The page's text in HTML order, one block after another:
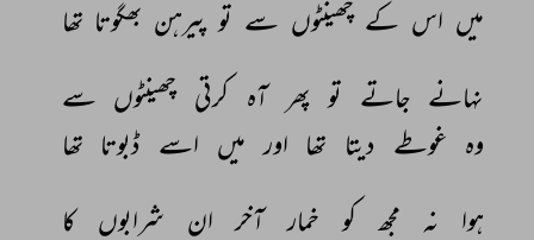
میں اس کے چھینٹوں سے تو پیرہن بھگوتا تھا
نہانے جاتے تو پھر آہ کرتی چھینٹوں سے
وہ غوطے دیتا تھا اور میں اسے ڈبوتا تھا
ہوا
نہ مجھ کو خمار آخر ان شرابوں
کا